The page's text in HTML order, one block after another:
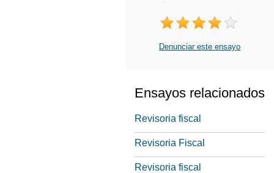
Denunciar este ensayo
Ensayos relacionados
Revisoria fiscal
Revisoria Fiscal
Revisoria fiscal